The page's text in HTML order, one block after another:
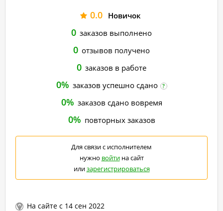
0.0 Новичок
0 заказов выполнено
0 отзывов получено
0 заказов в работе
0% заказов успешно сдано ?
0% заказов сдано вовремя
0% повторных заказов
Для связи с исполнителем
нужно войтина сайт
илизарегистрироваться
На сайте с 14 сен 2022